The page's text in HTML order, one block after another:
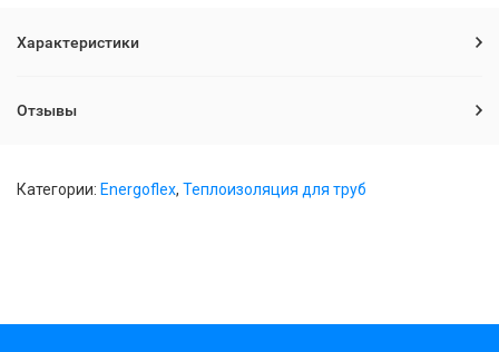
Характеристики
Отзывы
Категории: Energoflex, Теплоизоляция для труб